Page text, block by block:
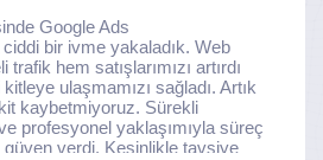
Google Ads
ciddi bir ivme yakaladık. Web
hem satışlarımızı artırdı
ulaşmamızı sağladı. Artık
kaybetmiyoruz. Sürekli
profesyonel yaklaşımıyla süreç
verdi. Kesinlikle tavsiye